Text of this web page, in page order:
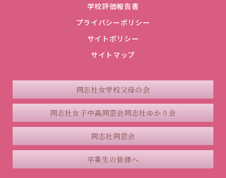
学校評価報告書
プライバシーポリシー
サイトポリシー
サイトマップ
同志社女学校父母の会
同志社女子中高同窓会同志社ゆかり会
同志社同窓会
卒業生の皆様へ